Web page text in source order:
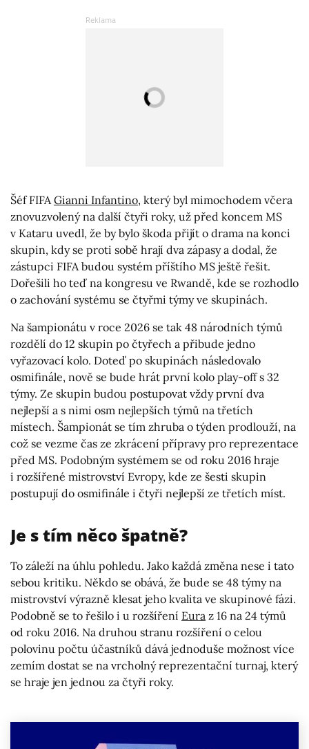
Šéf FIFAGianni Infantino, který byl mimochodem včera
znovuzvolený na další čtyři roky, už před koncem MS
v Kataru uvedl, že by bylo škoda přijít o drama na konci
skupin, kdy se proti sobě hrají dva zápasy a dodal, že
zástupci FIFA budou systém příštího MS ještě řešit.
Dořešili ho teď na kongresu ve Rwandě, kde se rozhodlo
o zachování systému se čtyřmi týmy ve skupinách.
Na šampionátu v roce 2026 se tak 48 národních týmů
rozdělí do 12 skupin po čtyřech a přibude jedno
vyřazovací kolo. Doteď po skupinách následovalo
osmifinále, nově se bude hrát první kolo play-off s 32
týmy. Ze skupin budou postupovat vždy první dva
nejlepší a s nimi osm nejlepších týmů na třetích
místech. Šampionát se tím zhruba o týden prodlouží, na
což se vezme čas ze zkrácení přípravy pro reprezentace
před MS. Podobným systémem se od roku 2016 hraje
i rozšířené mistrovství Evropy, kde ze šesti skupin
postupují do osmifinále i čtyři nejlepší ze třetích míst.
Je s tím něco špatně?
To záleží na úhlu pohledu. Jako každá změna nese i tato
sebou kritiku. Někdo se obává, že bude se 48 týmy na
mistrovství výrazně klesat jeho kvalita ve skupinové fázi.
Podobně se to řešilo i u rozšíření Eura z 16 na 24 týmů
od roku 2016. Na druhou stranu rozšíření o celou
polovinu počtu účastníků dává jednoduše možnost více
zemím dostat se na vrcholný reprezentační turnaj, který
se hraje jen jednou za čtyři roky.